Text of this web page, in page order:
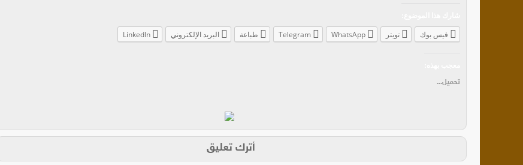
فيس بوك تويتر WhatsApp
Telegram طباعة البريد الإلكتروني LinkedIn
تحميل...
أترك تعليق